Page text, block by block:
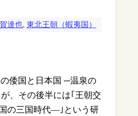
達也, 東北王朝（蝦夷国）
倭国と日本国 ─温泉の
、その後半には｢王朝交
の三国時代—｣という研